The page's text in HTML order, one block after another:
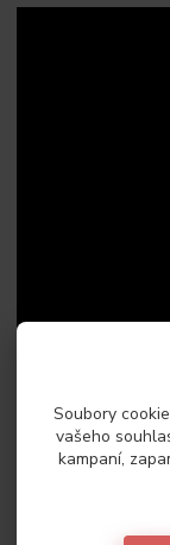
Soubory
vašeho
kampaní,